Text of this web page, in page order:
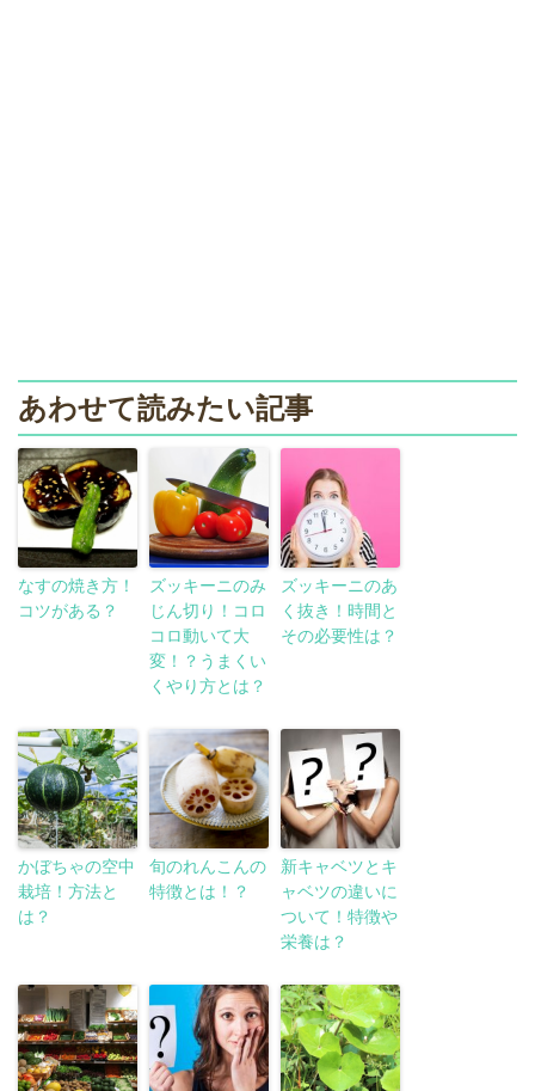
あわせて読みたい記事
なすの焼き方！
コツがある？
ズッキーニのみ
じん切り！コロ
コロ動いて大
変！？うまくい
くやり方とは？
ズッキーニのあ
く抜き！時間と
その必要性は？
かぼちゃの空中
栽培！方法と
は？
旬のれんこんの
特徴とは！？
新キャベツとキ
ャベツの違いに
ついて！特徴や
栄養は？